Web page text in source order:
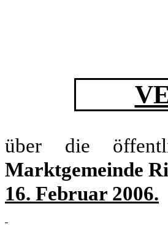
über die
Marktgemeinde
16. Februar 2006.